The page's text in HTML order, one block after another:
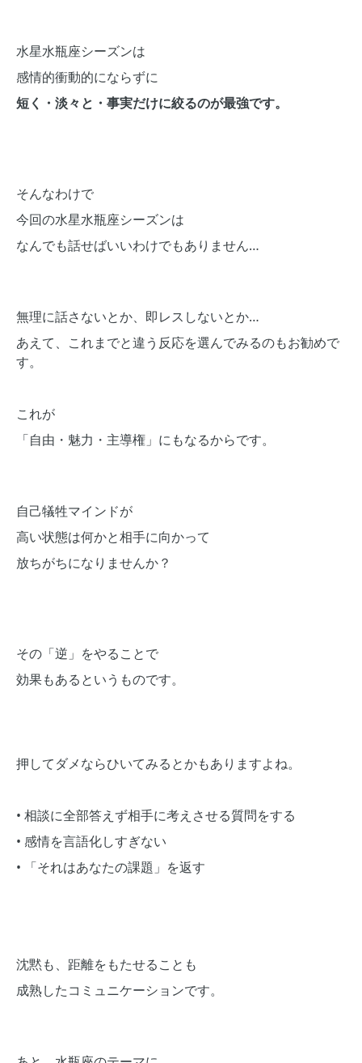
水星水瓶座シーズンは
感情的衝動的にならずに
短く・淡々と・事実だけに絞るのが最強です。
そんなわけで
今回の水星水瓶座シーズンは
なんでも話せばいいわけでもありません…
無理に話さないとか、即レスしないとか…
あえて、これまでと違う反応を選んでみるのもお勧めで
す。
これが
「自由・魅力・主導権」にもなるからです。
自己犠牲マインドが
高い状態は何かと相手に向かって
放ちがちになりませんか？
その「逆」をやることで
効果もあるというものです。
押してダメならひいてみるとかもありますよね。
• 相談に全部答えず相手に考えさせる質問をする
• 感情を言語化しすぎない
• 「それはあなたの課題」を返す
沈黙も、距離をもたせることも
成熟したコミュニケーションです。